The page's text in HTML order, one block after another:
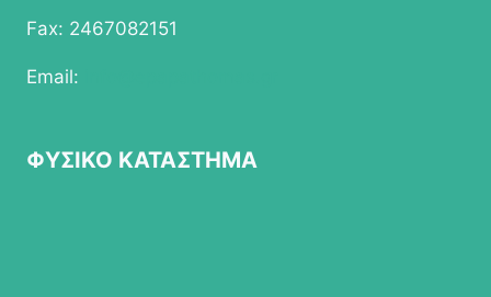
Fax: 2467082151
Email:
ΦΥΣΙΚΟ ΚΑΤΑΣΤΗΜΑ